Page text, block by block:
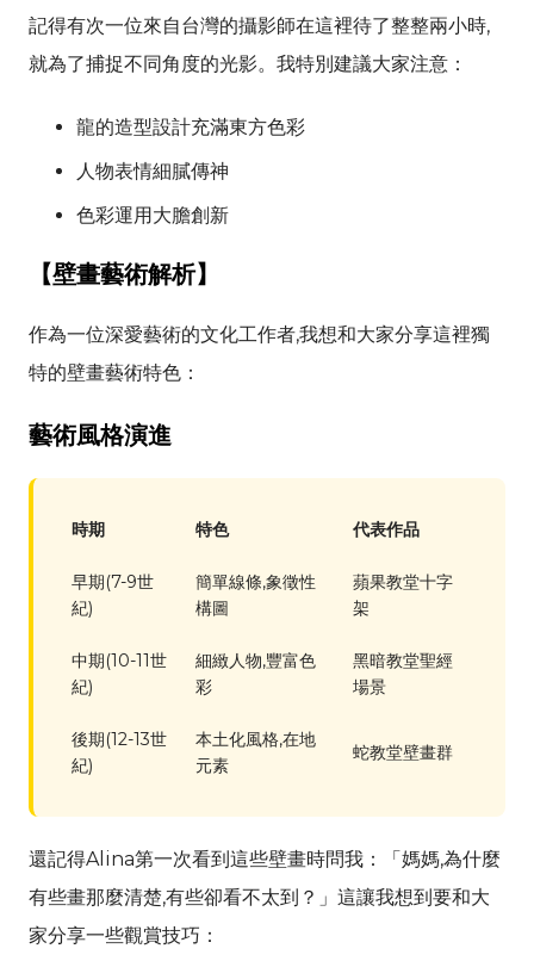
記得有次一位來自台灣的攝影師在這裡待了整整兩小時,
就為了捕捉不同角度的光影。我特別建議大家注意：
龍的造型設計充滿東方色彩
人物表情細膩傳神
色彩運用大膽創新
【壁畫藝術解析】
作為一位深愛藝術的文化工作者,我想和大家分享這裡獨
特的壁畫藝術特色：
藝術風格演進
時期 特色 代表作品
早期(7-9世
紀)
簡單線條,象徵性
構圖
蘋果教堂十字
架
中期(10-11世
紀)
細緻人物,豐富色
彩
黑暗教堂聖經
場景
後期(12-13世
紀)
本土化風格,在地
元素
蛇教堂壁畫群
還記得Alina第一次看到這些壁畫時問我：「媽媽,為什麼
有些畫那麼清楚,有些卻看不太到？」這讓我想到要和大
家分享一些觀賞技巧：